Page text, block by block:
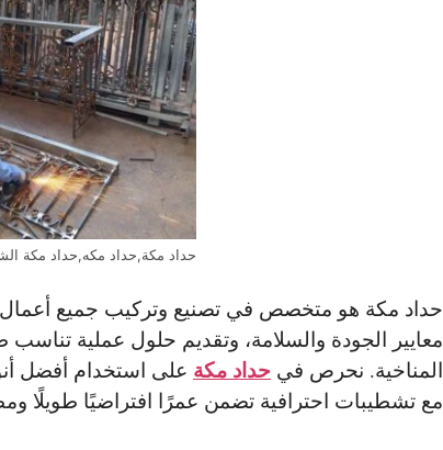
حداد مكة,حداد مكه,حداد مكة
حداد مكة هو متخصص في تصنيع وتركيب جميع
معايير الجودة والسلامة، وتقديم حلول عملية
المناخية. نحرص في حداد مكة على استخدام أفضل
مع تشطيبات احترافية تضمن عمرًا افتراضيًا طويلًا